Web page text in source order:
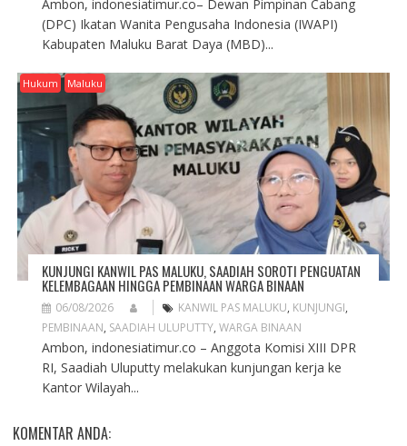
Ambon, indonesiatimur.co– Dewan Pimpinan Cabang
(DPC) Ikatan Wanita Pengusaha Indonesia (IWAPI)
Kabupaten Maluku Barat Daya (MBD)...
Hukum Maluku
KUNJUNGI KANWIL PAS MALUKU, SAADIAH SOROTI PENGUATAN
KELEMBAGAAN HINGGA PEMBINAAN WARGA BINAAN
06/08/2026 KANWIL PAS MALUKU, KUNJUNGI,
PEMBINAAN, SAADIAH ULUPUTTY, WARGA BINAAN
Ambon, indonesiatimur.co – Anggota Komisi XIII DPR
RI, Saadiah Uluputty melakukan kunjungan kerja ke
Kantor Wilayah...
KOMENTAR ANDA: